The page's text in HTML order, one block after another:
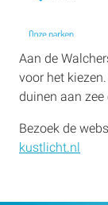
Aan de
voor het
duinen aan
Bezoek de
kustlicht.nl